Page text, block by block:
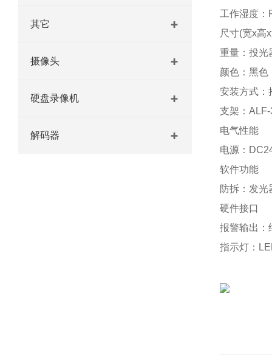
其它
摄像头
硬盘录像机
解码器
工作湿度：
尺寸(宽x高
重量：投光
颜色：黑色
安装方式：
支架：
电气性能
电源：
软件功能
防拆：发光
硬件接口
报警输出：
指示灯：